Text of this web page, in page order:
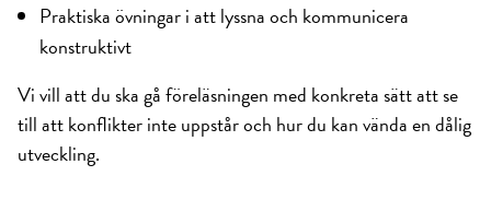
Praktiska övningar i att lyssna och kommunicera
konstruktivt
Vi vill att du ska gå föreläsningen med konkreta sätt att se
till att konflikter inte uppstår och hur du kan vända en dålig
utveckling.